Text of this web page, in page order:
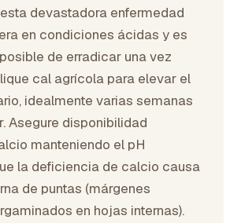
devastadora enfermedad
en condiciones ácidas y es
de erradicar una vez
cal agrícola para elevar el
idealmente varias semanas
Asegure disponibilidad
manteniendo el pH
la deficiencia de calcio causa
de puntas (márgenes
en hojas internas).